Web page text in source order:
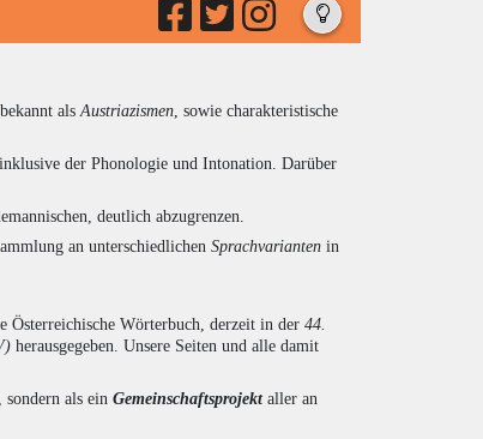
als Austriazismen , sowie charakteristische
der Phonologie und Intonation. Darüber
deutlich abzugrenzen.
an unterschiedlichen Sprachvarianten in
Wörterbuch, derzeit in der 44.
herausgegeben. Unsere Seiten und alle damit
als ein Gemeinschaftsprojektaller an